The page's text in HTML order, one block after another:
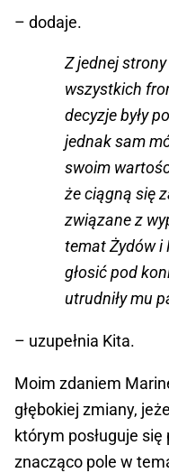
– dodaje.
Z jednej
wszystkich
decyzje były
jednak sam
swoim
że ciągną się
związane z
temat Żydów i
głosić pod
utrudniły mu
– uzupełnia Kita.
Moim zdaniem
głębokiej zmiany,
którym posługuje się
znacząco pole w